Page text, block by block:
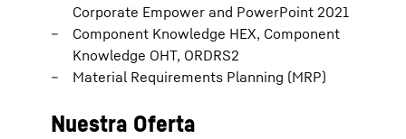
Corporate Empower and PowerPoint 2021
Component Knowledge HEX, Component
Knowledge OHT, ORDRS2
Material Requirements Planning (MRP)
Nuestra Oferta